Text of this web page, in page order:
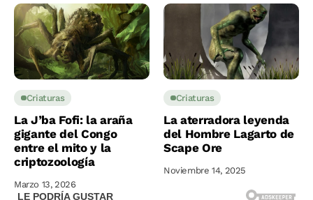
Criaturas
La J’ba Fofi: la araña
gigante del Congo
entre el mito y la
criptozoología
Marzo 13, 2026
Criaturas
La aterradora leyenda
del Hombre Lagarto de
Scape Ore
Noviembre 14, 2025